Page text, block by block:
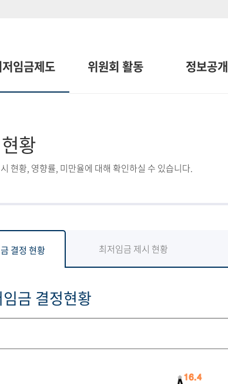
임금제도 위원회 활동 정보공개
황
현황, 영향률, 미만율에 대해 확인하실 수 있습니다.
결정 현황 최저임금 제시 현황
금 결정현황